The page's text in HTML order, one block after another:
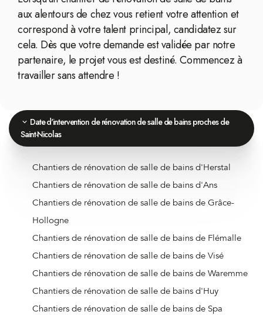
aux alentours de chez vous retient votre attention et
correspond à votre talent principal, candidatez sur
cela. Dès que votre demande est validée par notre
partenaire, le projet vous est destiné. Commencez à
travailler sans attendre !
Date d'intervention de rénovation de salle de bains proches de
Saint-Nicolas
Chantiers de rénovation de salle de bains d'Herstal
Chantiers de rénovation de salle de bains d'Ans
Chantiers de rénovation de salle de bains de Grâce-
Hollogne
Chantiers de rénovation de salle de bains de Flémalle
Chantiers de rénovation de salle de bains de Visé
Chantiers de rénovation de salle de bains de Waremme
Chantiers de rénovation de salle de bains d'Huy
Chantiers de rénovation de salle de bains de Spa